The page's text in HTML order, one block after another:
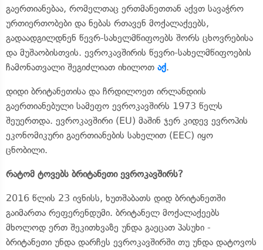
გაერთიანებაა, რომელთაც ერთმანეთთან აქვთ სავაჭრო
ურთიერთობები და ნებას რთავენ მოქალაქეებს,
გადაადგილდნენ წევრ-სახელმწიფოებს შორს ცხოვრებისა
და მუშაობისთვის. ევროკავშირის წევრი-სახელმწიფოების
ჩამონათვალი შეგიძლიათ იხილოთ აქ.
დიდი ბრიტანეთისა და ჩრდილოეთ ირლანდიის
გაერთიანებული სამეფო ევროკავშირს 1973 წელს
შეუერთდა. ევროკავშირი (EU) მაშინ ჯერ კიდევ ევროპის
ეკონომიკური გაერთიანების სახელით (EEC) იყო
ცნობილი.
რატომ ტოვებს ბრიტანეთი ევროკავშირს?
2016 წლის 23 ივნისს, ხუთშაბათს დიდ ბრიტანეთში
გაიმართა რეფერენდუმი. ბრიტანელ მოქალაქეებს
მხოლოდ ერთ შეკითხვაზე უნდა გაეცათ პასუხი -
ბრიტანეთი უნდა დარჩეს ევროკავშირში თუ უნდა დატოვოს